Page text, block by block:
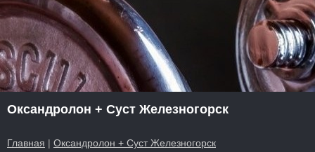
Оксандролон + Суст Железногорск
Главная | Оксандролон + Суст Железногорск